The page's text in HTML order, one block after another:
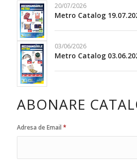
20/07/2026
Metro Catalog
03/06/2026
Metro Catalog
ABONARE
Adresa de Email *